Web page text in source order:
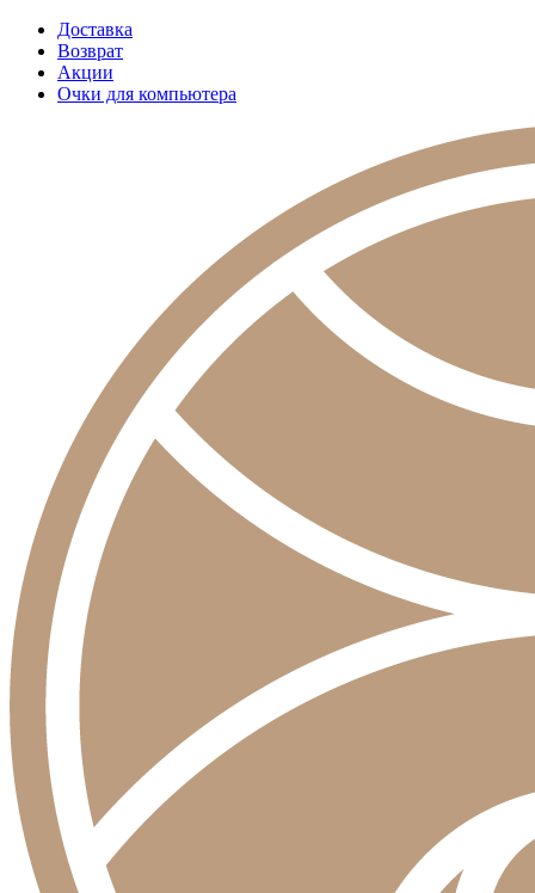
Доставка
Возврат
Акции
Очки для компьютера